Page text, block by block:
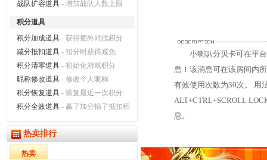
战队扩容道具 - 增加战队人数上限
积分道具
积分加成道具 - 获得额外对战积分
减分抵扣道具 - 扣分时获得减免
积分清零道具 - 初始化游戏积分
昵称修改道具 - 修改个人昵称
积分恢复道具 - 恢复最近一次积分
积分全效道具 - 赢了加分输了抵扣积分
热卖排行
热卖
小喇叭分贝卡可在平
息！该消息可在该房间内
有效使用次数为30次。 用
ALT+CTRL+SCROLL
息。